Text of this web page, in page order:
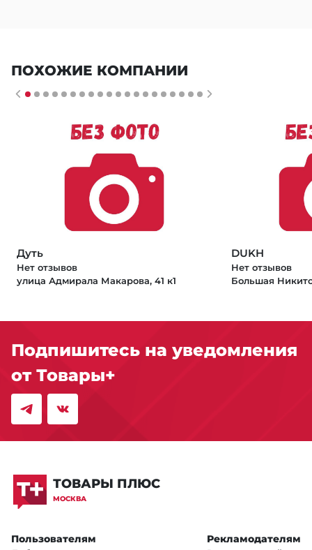
ПОХОЖИЕ КОМПАНИИ
Дуть
Нет отзывов
улица Адмирала Макарова, 41 к1
DUKH
Нет отзывов
Большая
Подпишитесь на уведомления
от Товары+
ТОВАРЫ ПЛЮС
МОСКВА
Пользователям Рекламодателям